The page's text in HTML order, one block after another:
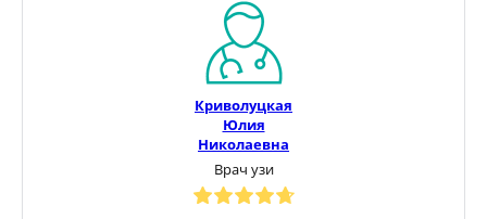
Криволуцкая
Юлия
Николаевна
Врач узи